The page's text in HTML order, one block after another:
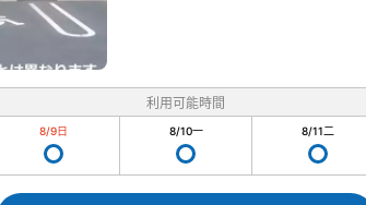
利用可能時間
8/9日 8/10一 8/11二